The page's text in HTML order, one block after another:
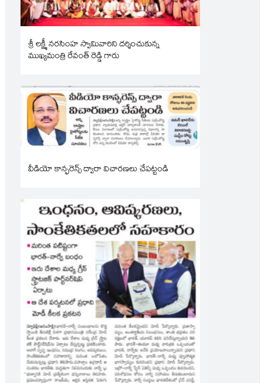
శ్రీ లక్ష్మీ నరసింహ స్వామివారిని దర్శించుకున్న
ముఖ్యమంత్రి రేవంత్ రెడ్డి గారు
వీడియో కాన్ఫరెన్స్ ద్వారా విచారణలు చేపట్టండి